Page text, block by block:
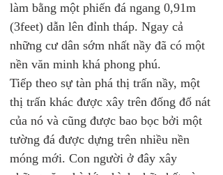
làm bằng một phiến đá ngang 0,91m
(3feet) dẫn lên đỉnh tháp. Ngay cả
những cư dân sớm nhất nầy đã có một
nền văn minh khá phong phú.
Tiếp theo sự tàn phá thị trấn nầy, một
thị trấn khác được xây trên đống đổ nát
của nó và cũng được bao bọc bởi một
tường đá được dựng trên nhiều nền
móng mới. Con người ở đây xây